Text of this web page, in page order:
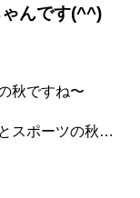
んです(^^)
秋ですね〜
スポーツの秋…